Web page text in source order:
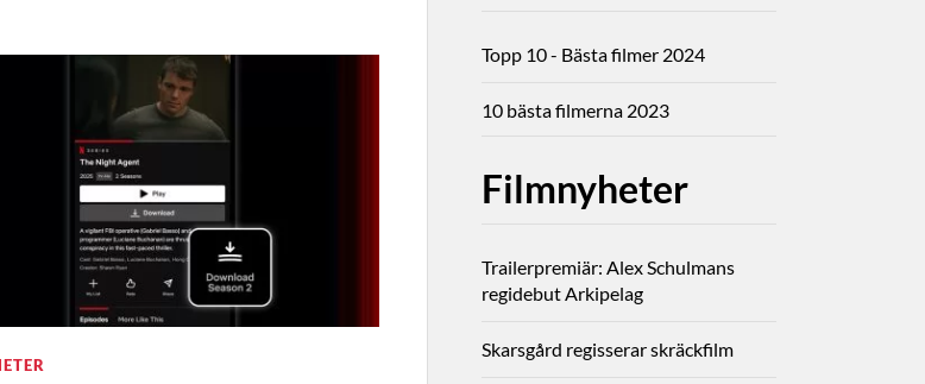
Topp 10 - Bästa filmer 2024
10 bästa filmerna 2023
Filmnyheter
Trailerpremiär: Alex Schulmans
regidebut Arkipelag
Skarsgård regisserar skräckfilm